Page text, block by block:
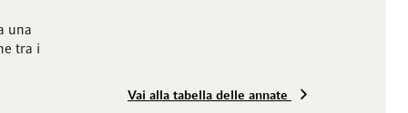
una
tra i
Vai alla tabella delle annate